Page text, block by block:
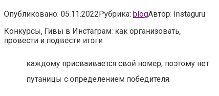
Опубликовано: 05.11.2022Рубрика: blogАвтор: Instaguru
Конкурсы, Гивы в Инстаграм: как организовать,
провести и подвести итоги
каждому присваивается свой номер, поэтому нет
путаницы с определением победителя.